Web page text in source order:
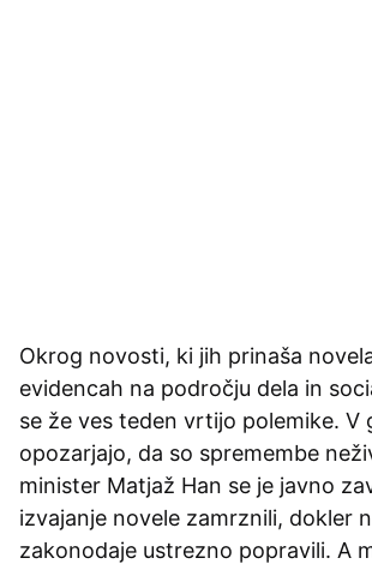
Okrog novosti, ki jih prinaša
evidencah na področju dela in
se že ves teden vrtijo polemike. V
opozarjajo, da so spremembe
minister Matjaž Han se je javno
izvajanje novele zamrznili, dokler
zakonodaje ustrezno popravili. A